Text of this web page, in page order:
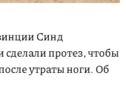
Синд
протез, чтобы
утраты ноги. Об